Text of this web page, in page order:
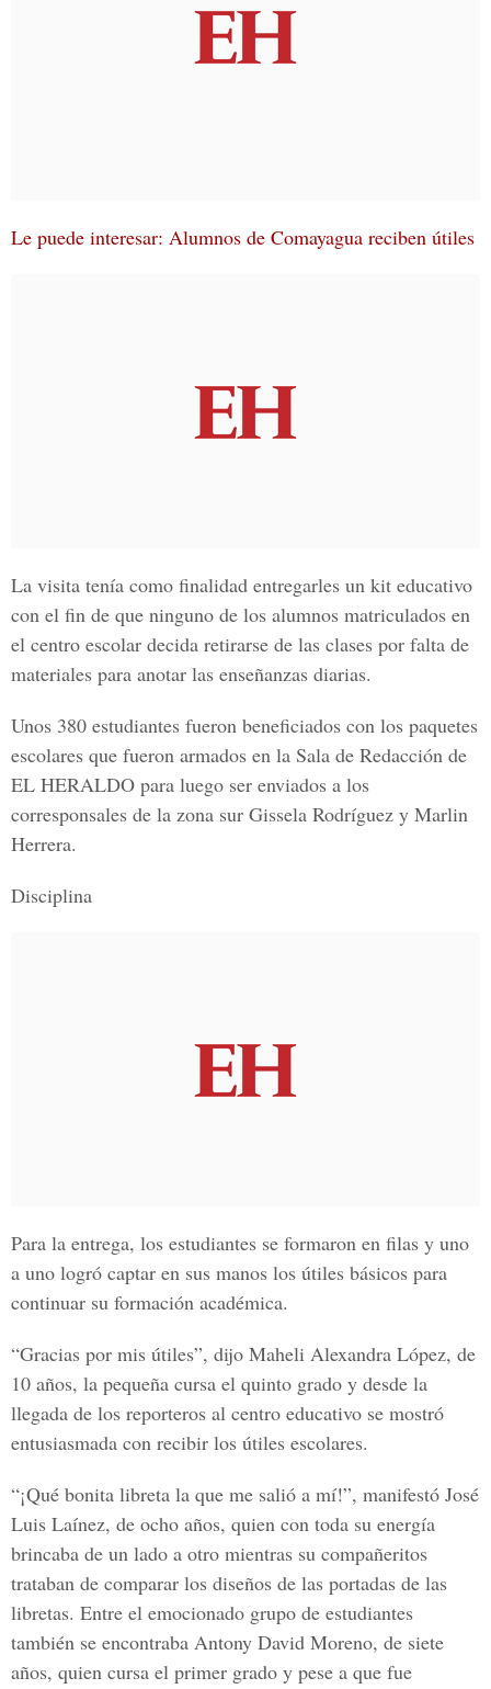
Le puede interesar: Alumnos de Comayagua reciben útiles
La visita tenía como finalidad entregarles un kit educativo
con el fin de que ninguno de los alumnos matriculados en
el centro escolar decida retirarse de las clases por falta de
materiales para anotar las enseñanzas diarias.
Unos 380 estudiantes fueron beneficiados con los paquetes
escolares que fueron armados en la Sala de Redacción de
EL HERALDO para luego ser enviados a los
corresponsales de la zona sur Gissela Rodríguez y Marlin
Herrera.
Disciplina
Para la entrega, los estudiantes se formaron en filas y uno
a uno logró captar en sus manos los útiles básicos para
continuar su formación académica.
“Gracias por mis útiles”, dijo Maheli Alexandra López, de
10 años, la pequeña cursa el quinto grado y desde la
llegada de los reporteros al centro educativo se mostró
entusiasmada con recibir los útiles escolares.
“¡Qué bonita libreta la que me salió a mí!”, manifestó José
Luis Laínez, de ocho años, quien con toda su energía
brincaba de un lado a otro mientras su compañeritos
trataban de comparar los diseños de las portadas de las
libretas. Entre el emocionado grupo de estudiantes
también se encontraba Antony David Moreno, de siete
años, quien cursa el primer grado y pese a que fue